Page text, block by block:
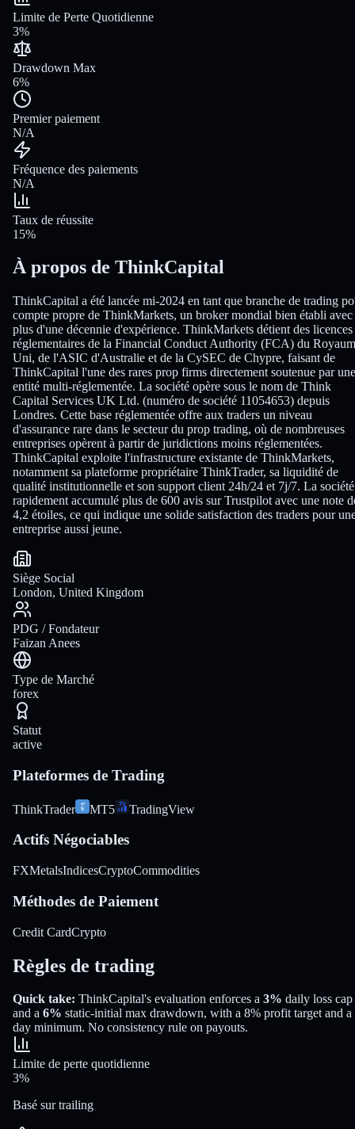
Limite de Perte Quotidienne
3%
Drawdown Max
6%
Premier paiement
N/A
Fréquence des paiements
N/A
Taux de réussite
15%
À propos de ThinkCapital
ThinkCapital a été lancée mi-2024 en tant que branche de trading
compte propre de ThinkMarkets, un broker mondial bien établi avec
plus d'une décennie d'expérience. ThinkMarkets détient des licences
réglementaires de la Financial Conduct Authority (FCA) du
Uni, de l'ASIC d'Australie et de la CySEC de Chypre, faisant de
ThinkCapital l'une des rares prop firms directement soutenue par une
entité multi-réglementée. La société opère sous le nom de Think
Capital Services UK Ltd. (numéro de société 11054653) depuis
Londres. Cette base réglementée offre aux traders un niveau
d'assurance rare dans le secteur du prop trading, où de nombreuses
entreprises opèrent à partir de juridictions moins réglementées.
ThinkCapital exploite l'infrastructure existante de ThinkMarkets,
notamment sa plateforme propriétaire ThinkTrader, sa liquidité de
qualité institutionnelle et son support client 24h/24 et 7j/7. La
rapidement accumulé plus de 600 avis sur Trustpilot avec une note
4,2 étoiles, ce qui indique une solide satisfaction des traders pour
entreprise aussi jeune.
Siège Social
London, United Kingdom
PDG / Fondateur
Faizan Anees
Type de Marché
forex
Statut
active
Plateformes de Trading
ThinkTrader MT5 TradingView
Actifs Négociables
FXMetalsIndicesCryptoCommodities
Méthodes de Paiement
Credit CardCrypto
Règles de trading
Quick take: ThinkCapital's evaluation enforces a 3% daily loss cap
and a 6% static-initial max drawdown, with a 8% profit targetand a
day minimum. No consistency rule on payouts.
Limite de perte quotidienne
3%
Basé sur trailing